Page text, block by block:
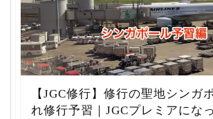
【JGC修行】修行の聖地シンガ
れ修行予習｜JGCプレミアにな